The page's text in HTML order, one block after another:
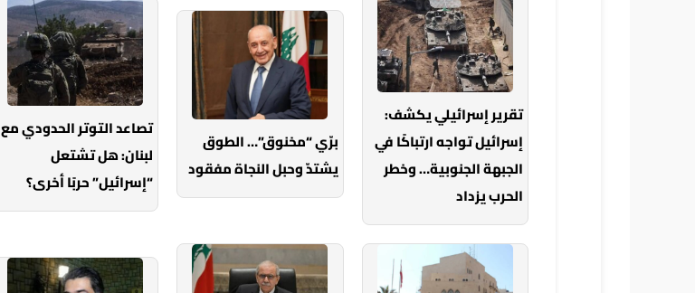
تقرير إسرائيلي يكشف:
إسرائيل تواجه ارتباكًا في
الجبهة الجنوبية… وخطر
الحرب يزداد
برّي “مخنوق”… الطوق
يشتدّ وحبل النجاة مفقود
تصاعد التوتر الحدودي مع
لبنان: هل تشتعل
“إسرائيل” حربًا أخرى؟